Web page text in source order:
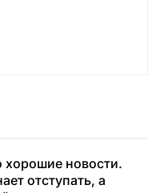
хорошие новости.
отступать, а